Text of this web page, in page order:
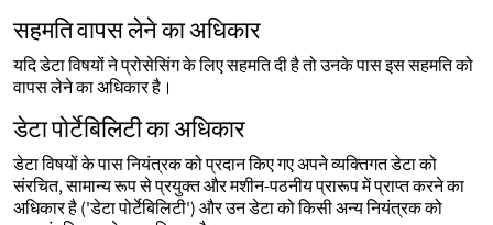
सहमति वापस लेने का अधिकार
यदि डेटा विषयों ने प्रोसेसिंग के लिए सहमति दी है तो उनके पास इस सहमति को
वापस लेने का अधिकार है।
डेटा पोर्टेबिलिटी का अधिकार
डेटा विषयों के पास नियंत्रक को प्रदान किए गए अपने व्यक्तिगत डेटा को
संरचित, सामान्य रूप से प्रयुक्त और मशीन-पठनीय प्रारूप में प्राप्त करने का
अधिकार है ('डेटा पोर्टेबिलिटी') और उन डेटा को किसी अन्य नियंत्रक को